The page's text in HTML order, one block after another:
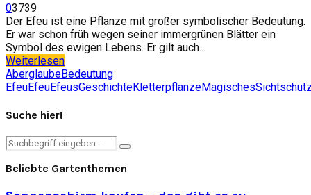
03739
Der Efeu ist eine Pflanze mit großer symbolischer Bedeutung.
Er war schon früh wegen seiner immergrünen Blätter ein
Symbol des ewigen Lebens. Er gilt auch...
Weiterlesen
AberglaubeBedeutung
EfeuEfeuEfeusGeschichteKletterpflanzeMagisches
Suche hier!
Search
Search
Beliebte Gartenthemen